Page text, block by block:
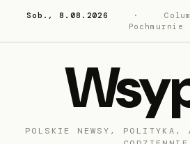
Sob., 8.08.2026 ·
Pochmurnie
POLSKIE NEWSY, POLITYKA,